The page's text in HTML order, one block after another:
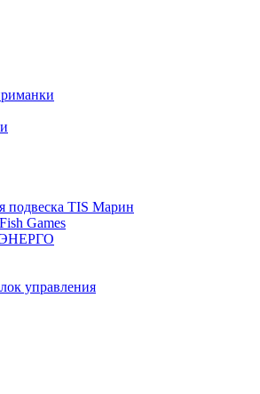
подвеска TIS Марин
Games
управления